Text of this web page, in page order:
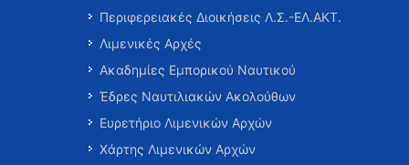
Περιφερειακές Διοικήσεις Λ.Σ.-ΕΛ.ΑΚΤ.
Λιμενικές Αρχές
Ακαδημίες Εμπορικού Ναυτικού
Έδρες Ναυτιλιακών Ακολούθων
Ευρετήριο Λιμενικών Αρχών
Χάρτης Λιμενικών Αρχών